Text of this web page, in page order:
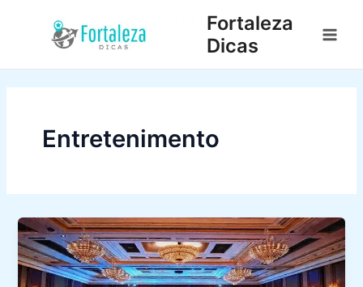
conteúdo
Fortaleza
Dicas
Entretenimento